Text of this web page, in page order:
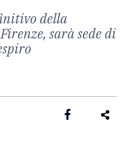
della
sarà sede di